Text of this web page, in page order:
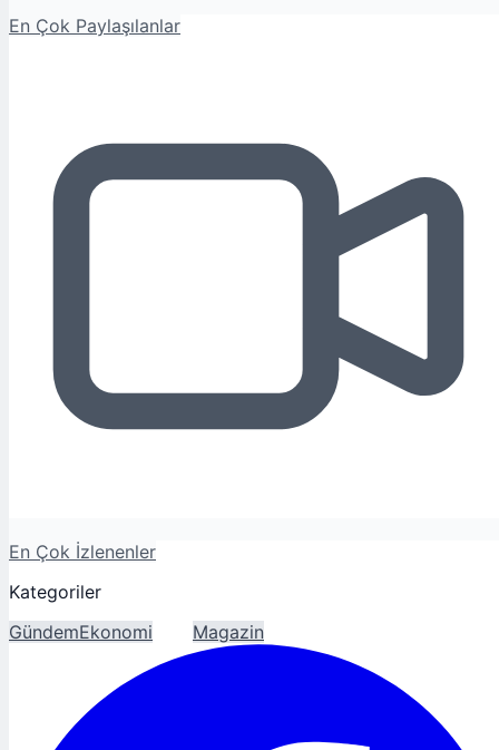
En Çok Paylaşılanlar
En Çok İzlenenler
Kategoriler
GündemEkonomi Magazin